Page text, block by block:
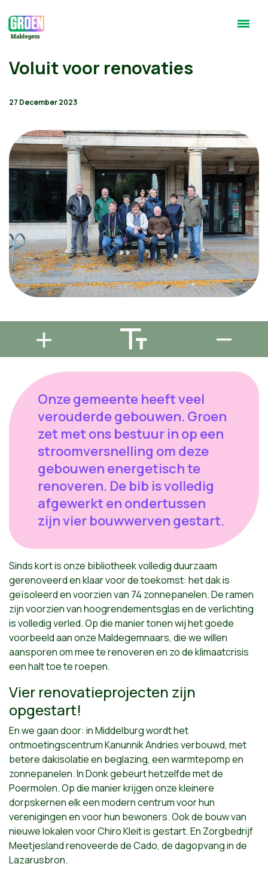
Voluit voor renovaties
27 December 2023
Onze gemeente heeft veel
verouderde gebouwen. Groen
zet met ons bestuur in op een
stroomversnelling om deze
gebouwen energetisch te
renoveren. De bib is volledig
afgewerkt en ondertussen
zijn vier bouwwerven gestart.
Sinds kort is onze bibliotheek volledig duurzaam
gerenoveerd en klaar voor de toekomst: het dak is
geïsoleerd en voorzien van 74 zonnepanelen. De ramen
zijn voorzien van hoogrendementsglas en de verlichting
is volledig verled. Op die manier tonen wij het goede
voorbeeld aan onze Maldegemnaars, die we willen
aansporen om mee te renoveren en zo de klimaatcrisis
een halt toe te roepen.
Vier renovatieprojecten zijn
opgestart!
En we gaan door: in Middelburg wordt het
ontmoetingscentrum Kanunnik Andries verbouwd, met
betere dakisolatie en beglazing, een warmtepomp en
zonnepanelen. In Donk gebeurt hetzelfde met de
Poermolen. Op die manier krijgen onze kleinere
dorpskernen elk een modern centrum voor hun
verenigingen en voor hun bewoners. Ook de bouw van
nieuwe lokalen voor Chiro Kleit is gestart. En Zorgbedrijf
Meetjesland renoveerde de Cado, de dagopvang in de
Lazarusbron.